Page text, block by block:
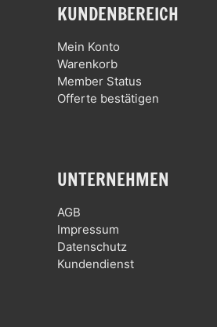
KUNDENBEREICH
Mein Konto
Warenkorb
Member Status
Offerte bestätigen
UNTERNEHMEN
AGB
Impressum
Datenschutz
Kundendienst